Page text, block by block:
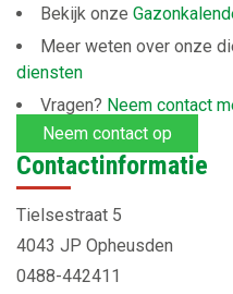
Bekijk onze
Meer weten over onze
diensten
Vragen? Neem contact
Neem contact op
Contactinformatie
Tielsestraat 5
4043 JP Opheusden
0488-442411